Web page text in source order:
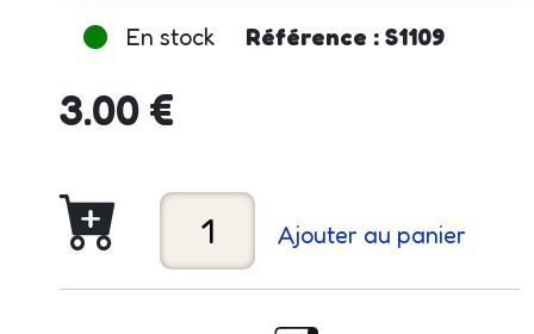
En stock Référence : S1109
3.00 €
Ajouter au panier